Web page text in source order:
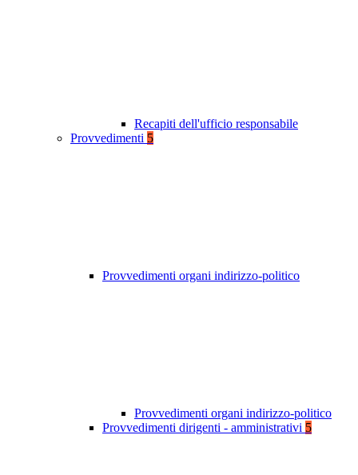
Recapiti dell'ufficio responsabile
Provvedimenti 5
Provvedimenti organi indirizzo-politico
Provvedimenti organi indirizzo-politico
Provvedimenti dirigenti - amministrativi 5